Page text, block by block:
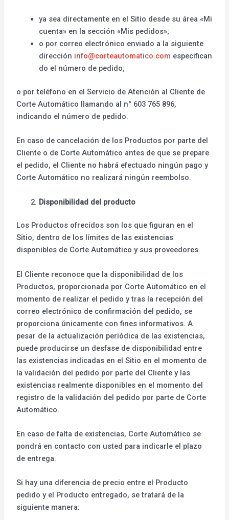
ya sea directamente en el Sitio desde su área «Mi
cuenta» en la sección «Mis pedidos»;
o por correo electrónico enviado a la siguiente
dirección info@corteautomatico.com especifican
do el número de pedido;
o por teléfono en el Servicio de Atención al Cliente de
Corte Automático llamando al n° 603 765 896,
indicando el número de pedido.
En caso de cancelación de los Productos por parte del
Cliente o de Corte Automático antes de que se prepare
el pedido, el Cliente no habrá efectuado ningún pago y
Corte Automático no realizará ningún reembolso.
Disponibilidad del producto
Los Productos ofrecidos son los que figuran en el
Sitio, dentro de los límites de las existencias
disponibles de Corte Automático y sus proveedores.
El Cliente reconoce que la disponibilidad de los
Productos, proporcionada por Corte Automático en el
momento de realizar el pedido y tras la recepción del
correo electrónico de confirmación del pedido, se
proporciona únicamente con fines informativos. A
pesar de la actualización periódica de las existencias,
puede producirse un desfase de disponibilidad entre
las existencias indicadas en el Sitio en el momento de
la validación del pedido por parte del Cliente y las
existencias realmente disponibles en el momento del
registro de la validación del pedido por parte de Corte
Automático.
En caso de falta de existencias, Corte Automático se
pondrá en contacto con usted para indicarle el plazo
de entrega.
Si hay una diferencia de precio entre el Producto
pedido y el Producto entregado, se tratará de la
siguiente manera: